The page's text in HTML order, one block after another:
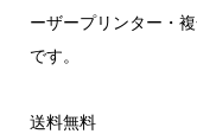
ーザープリンター・
です。
送料無料